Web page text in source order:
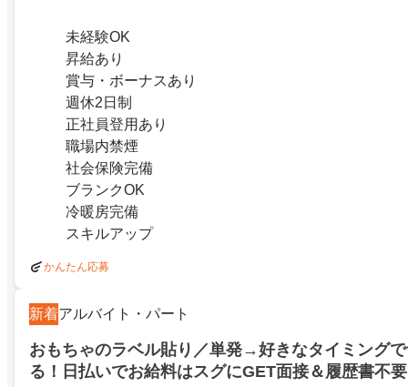
未経験OK
昇給あり
賞与・ボーナスあり
週休2日制
正社員登用あり
職場内禁煙
社会保険完備
ブランクOK
冷暖房完備
スキルアップ
かんたん応募
新着アルバイト・パート
おもちゃのラベル貼り／単発→好きなタイミング
る！日払いでお給料はスグにGET面接＆履歴書不